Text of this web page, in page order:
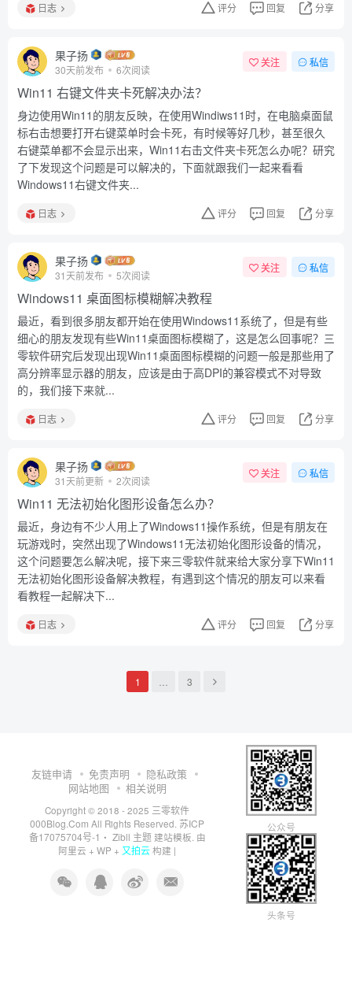
日志 评分 回复 分享
果子扬
30天前发布 6次阅读
关注 私信
Win11 右键文件夹卡死解决办法？
身边使用Win11的朋友反映，在使用Windiws11时，在电脑桌面鼠
标右击想要打开右键菜单时会卡死，有时候等好几秒，甚至很久
右键菜单都不会显示出来，Win11右击文件夹卡死怎么办呢？研究
了下发现这个问题是可以解决的，下面就跟我们一起来看看
Windows11右键文件夹...
日志 评分 回复 分享
果子扬
31天前发布 5次阅读
关注 私信
Windows11 桌面图标模糊解决教程
最近，看到很多朋友都开始在使用Windows11系统了，但是有些
细心的朋友发现有些Win11桌面图标模糊了，这是怎么回事呢？三
零软件研究后发现出现Win11桌面图标模糊的问题一般是那些用了
高分辨率显示器的朋友，应该是由于高DPI的兼容模式不对导致
的，我们接下来就...
日志 评分 回复 分享
果子扬
31天前更新 2次阅读
关注 私信
Win11 无法初始化图形设备怎么办？
最近，身边有不少人用上了Windows11操作系统，但是有朋友在
玩游戏时，突然出现了Windows11无法初始化图形设备的情况，
这个问题要怎么解决呢，接下来三零软件就来给大家分享下Win11
无法初始化图形设备解决教程，有遇到这个情况的朋友可以来看
看教程一起解决下...
日志 评分 回复 分享
1 3
友链申请 免责声明
隐私政策
网站地图
相关说明
Copyright © 2018 - 2025 三零软件
000Blog.Com All Rights Reserved. 苏ICP
备17075704号-1 ・ Zibll 主题建站模板. 由
阿里云 + WP + 又拍云构建 |
公众号
头条号